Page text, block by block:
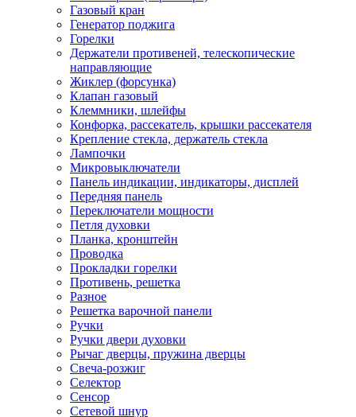
Газовый кран
Генератор поджига
Горелки
Держатели противеней, телескопические
направляющие
Жиклер (форсунка)
Клапан газовый
Клеммники, шлейфы
Конфорка, рассекатель, крышки рассекателя
Крепление стекла, держатель стекла
Лампочки
Микровыключатели
Панель индикации, индикаторы, дисплей
Передняя панель
Переключатели мощности
Петля духовки
Планка, кронштейн
Проводка
Прокладки горелки
Противень, решетка
Разное
Решетка варочной панели
Ручки
Ручки двери духовки
Рычаг дверцы, пружина дверцы
Свеча-розжиг
Селектор
Сенсор
Сетевой шнур